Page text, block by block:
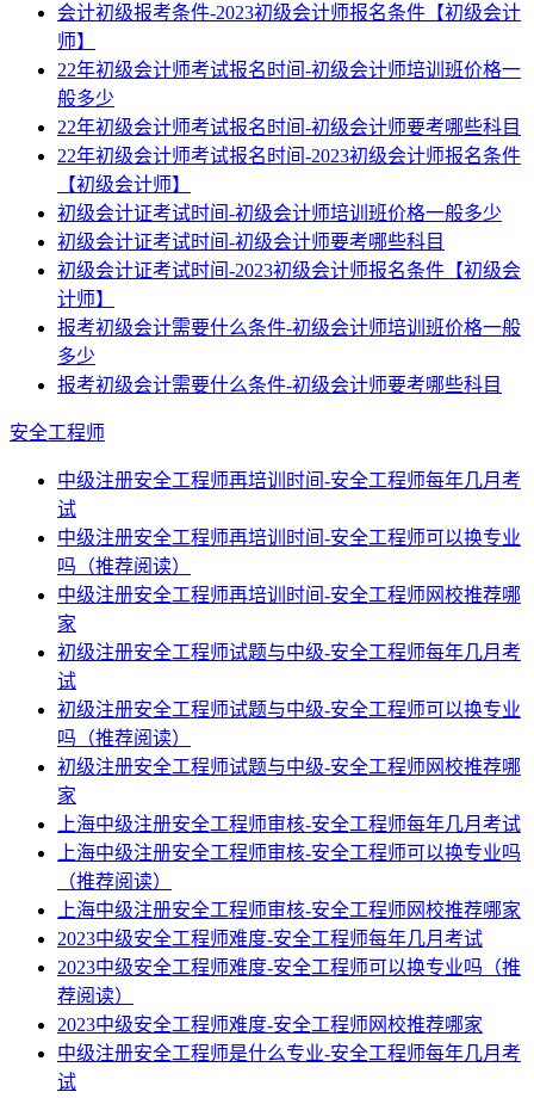
会计初级报考条件-2023初级会计师报名条件【初级会计
师】
22年初级会计师考试报名时间-初级会计师培训班价格一
般多少
22年初级会计师考试报名时间-初级会计师要考哪些科目
22年初级会计师考试报名时间-2023初级会计师报名条件
【初级会计师】
初级会计证考试时间-初级会计师培训班价格一般多少
初级会计证考试时间-初级会计师要考哪些科目
初级会计证考试时间-2023初级会计师报名条件【初级会
计师】
报考初级会计需要什么条件-初级会计师培训班价格一般
多少
报考初级会计需要什么条件-初级会计师要考哪些科目
安全工程师
中级注册安全工程师再培训时间-安全工程师每年几月考
试
中级注册安全工程师再培训时间-安全工程师可以换专业
吗（推荐阅读）
中级注册安全工程师再培训时间-安全工程师网校推荐哪
家
初级注册安全工程师试题与中级-安全工程师每年几月考
试
初级注册安全工程师试题与中级-安全工程师可以换专业
吗（推荐阅读）
初级注册安全工程师试题与中级-安全工程师网校推荐哪
家
上海中级注册安全工程师审核-安全工程师每年几月考试
上海中级注册安全工程师审核-安全工程师可以换专业吗
（推荐阅读）
上海中级注册安全工程师审核-安全工程师网校推荐哪家
2023中级安全工程师难度-安全工程师每年几月考试
2023中级安全工程师难度-安全工程师可以换专业吗（推
荐阅读）
2023中级安全工程师难度-安全工程师网校推荐哪家
中级注册安全工程师是什么专业-安全工程师每年几月考
试